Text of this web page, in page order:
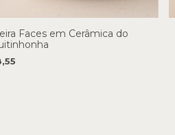
Faces em Cerâmica do